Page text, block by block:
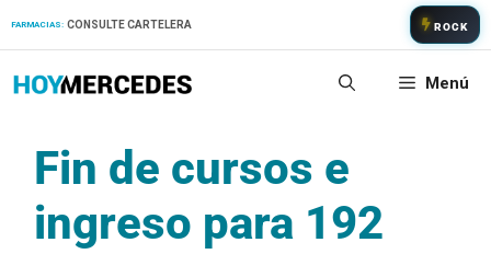
FARMACIAS: CONSULTE CARTELERA ROCK
Menú
Fin de cursos e
ingreso para 192